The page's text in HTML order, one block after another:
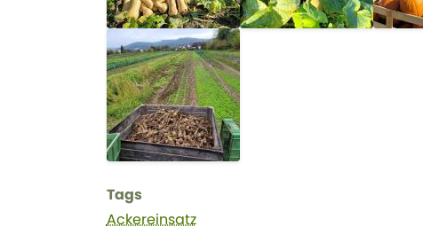
Tags
Ackereinsatz